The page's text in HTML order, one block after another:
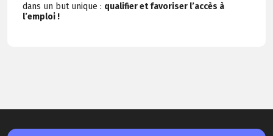
dans un but unique : qualifier et favoriser l’accès à
l’emploi !